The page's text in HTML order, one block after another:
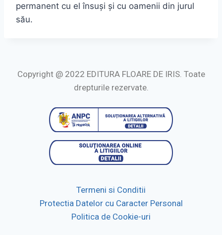
permanent cu el însuși și cu oamenii din jurul
său.
Copyright @ 2022 EDITURA FLOARE DE IRIS. Toate
drepturile rezervate.
Termeni si Conditii
Protectia Datelor cu Caracter Personal
Politica de Cookie-uri